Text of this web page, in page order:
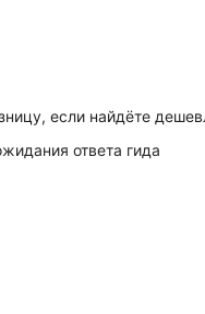
если найдёте
ответа гида